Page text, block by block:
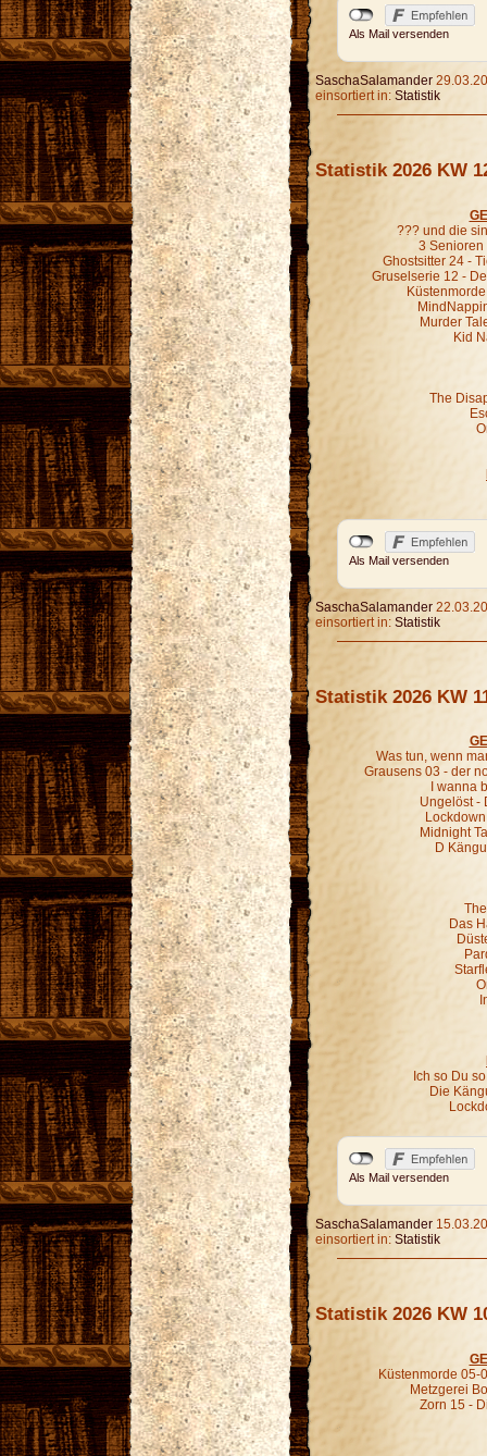
Als Mail versenden
SaschaSalamander
einsortiert in: Statistik
Statistik 2026 KW
??? und die
3 Senioren
Ghostsitter 24 -
Gruselserie 12 -
Murder
Kid
The
Als Mail versenden
SaschaSalamander
einsortiert in: Statistik
Statistik 2026 KW
Was tun, wenn
Grausens 03 - der
I wanna
Ungelöst -
Midnight
D
Das
Ich so Du
Die
Als Mail versenden
SaschaSalamander
einsortiert in: Statistik
Statistik 2026 KW
Küstenmorde 05-
Metzgerei
Zorn 15 -